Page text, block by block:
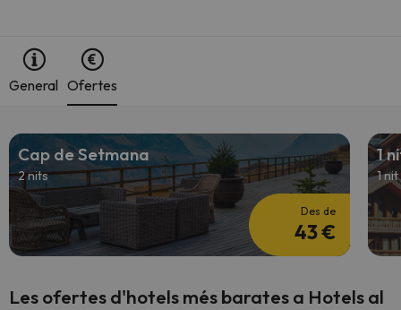
General Ofertes
Cap de Setmana
2 nits
Des de
43 €
1
1 nit
Les ofertes d'hotels més barates a Hotels al